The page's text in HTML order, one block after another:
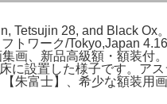
Tetsujin 28, and Black Ox
トワーク/Tokyo,Japan
画、新品高級額・額装付。
に設置した様子です。ア
朱富士】、希少な額装用